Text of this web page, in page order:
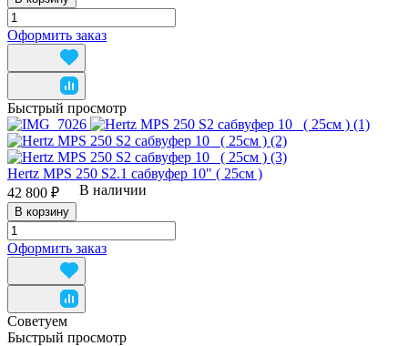
Оформить заказ
Быстрый просмотр
Hertz MPS 250 S2.1 сабвуфер 10" ( 25см )
42 800 ₽
В наличии
В корзину
Оформить заказ
Советуем
Быстрый просмотр